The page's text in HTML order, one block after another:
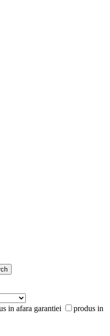
in afara garantiei
produs in